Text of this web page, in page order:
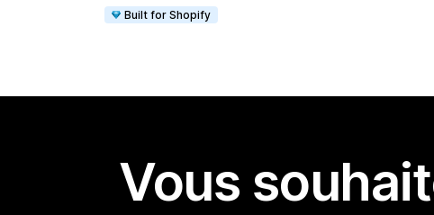
Built for Shopify
Vous